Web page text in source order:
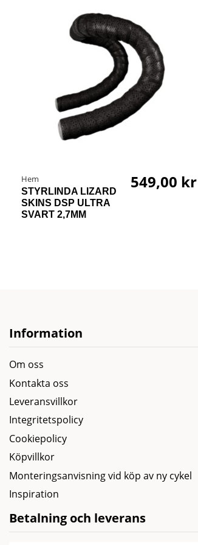
Hem
STYRLINDA LIZARD
SKINS DSP ULTRA
SVART 2,7MM
549,00 kr
Information
Om oss
Kontakta oss
Leveransvillkor
Integritetspolicy
Cookiepolicy
Köpvillkor
Monteringsanvisning vid köp av ny cykel
Inspiration
Betalning och leverans